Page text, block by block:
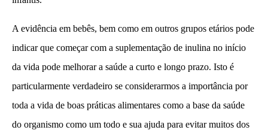
A evidência em bebês, bem como em outros grupos etários pode
indicar que começar com a suplementação de inulina no início
da vida pode melhorar a saúde a curto e longo prazo. Isto é
particularmente verdadeiro se considerarmos a importância por
toda a vida de boas práticas alimentares como a base da saúde
do organismo como um todo e sua ajuda para evitar muitos dos